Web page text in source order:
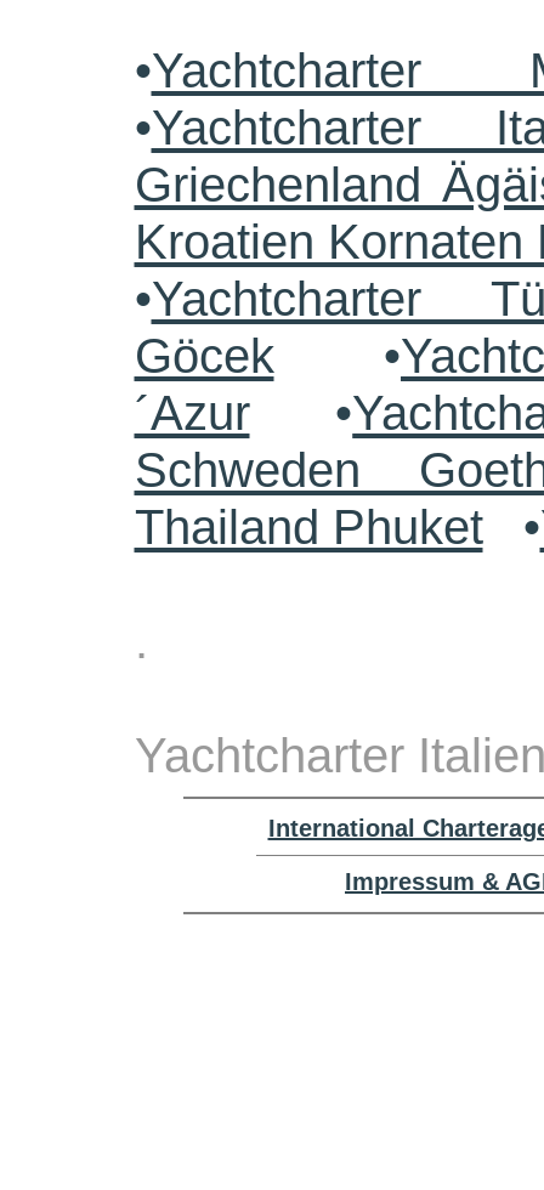
•Yachtcharter
•Yachtcharter
Griechenland
Kroatien
•Yachtcharter
Göcek•
´Azur•
Schweden
Thailand Phuket•
.
Yachtcharter
International
Impressum &